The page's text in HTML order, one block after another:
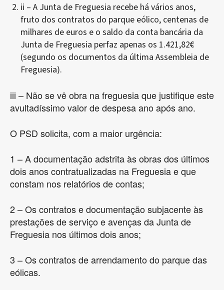
ii – A Junta de Freguesia recebe há vários anos,
fruto dos contratos do parque eólico, centenas de
milhares de euros e o saldo da conta bancária da
Junta de Freguesia perfaz apenas os 1.421,82€
(segundo os documentos da última Assembleia de
Freguesia).
iii – Não se vê obra na freguesia que justifique este
avultadíssimo valor de despesa ano após ano.
O PSD solicita, com a maior urgência:
1 – A documentação adstrita às obras dos últimos
dois anos contratualizadas na Freguesia e que
constam nos relatórios de contas;
2 – Os contratos e documentação subjacente às
prestações de serviço e avenças da Junta de
Freguesia nos últimos dois anos;
3 – Os contratos de arrendamento do parque das
eólicas.